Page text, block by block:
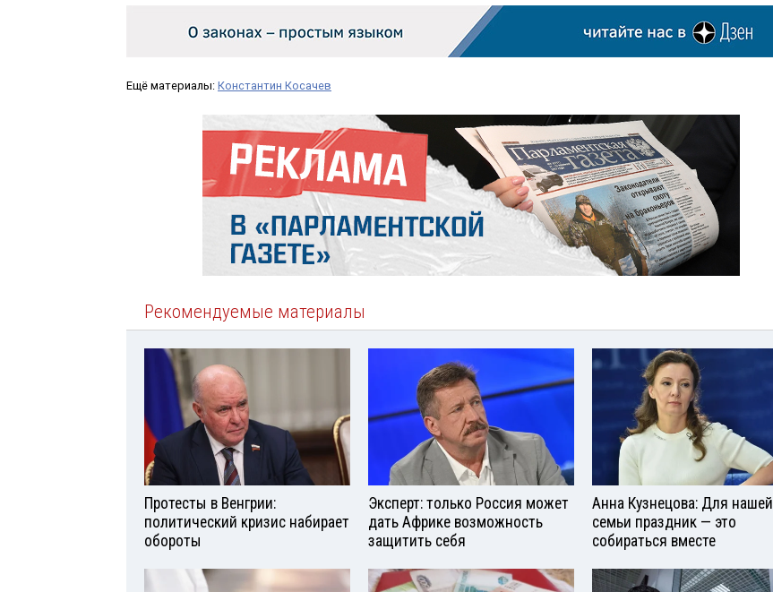
Ещё материалы: Константин Косачев
Рекомендуемые материалы
Протесты в Венгрии:
политический кризис набирает
обороты
Эксперт: только Россия может
дать Африке возможность
защитить себя
Анна Кузнецова: Для нашей
семьи праздник — это
собираться вместе